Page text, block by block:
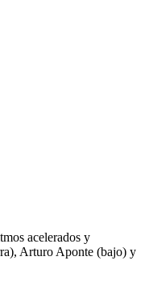
acelerados y
Arturo Aponte (bajo) y